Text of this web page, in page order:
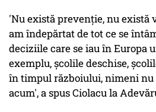
'Nu există prevenţie, nu există
am îndepărtat de tot ce se
deciziile care se iau în Europa
exemplu, şcolile deschise,
în timpul războiului, nimeni nu
acum', a spus Ciolacu la